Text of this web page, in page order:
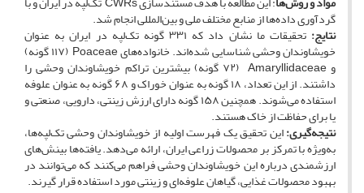
گردآوری داده‌ها از منابع مختلف ملی و بین‌المللی انجام شد.
نتایج: تحقیقات ما نشان داد که ۳۳۱ گونه تک‌لپه در ایران به عنوان
خویشاوندان وحشی شناسایی شده‌اند. خانواده‌های Poaceae (۱۱۷ گونه)
و Amaryllidaceae (۷۲ گونه) بیشترین تراکم خویشاوندان وحشی را
داشتند. از این تعداد، ۱۸ گونه به عنوان خوراک و ۶۸ گونه به عنوان علوفه
استفاده می‌شوند. همچنین ۱۵۸ گونه دارای ارزش زینتی، دارویی، صنعتی و
یا برای حفاظت از خاک هستند.
نتیجه‌گیری:این تحقیق یک فهرست اولیه از خویشاوندان وحشی تک‌لپه‌ها،
به‌ویژه با تمرکز بر محصولات زراعی ایران، ارائه می‌دهد. یافته‌ها بینش‌های
ارزشمندی درباره این خویشاوندان وحشی فراهم می‌کنند که می‌توانند در
بهبود محصولات غذایی، گیاهان علوفه‌ای و زینتی مورد استفاده قرار گیرند.